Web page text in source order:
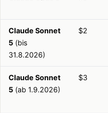
Claude Sonnet
5 (bis
31.8.2026)
$2
Claude Sonnet
5 (ab 1.9.2026)
$3